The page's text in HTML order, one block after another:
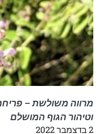
מרווה משולשת –
וטיהור הגוף המושלם
2 בדצמבר 2022